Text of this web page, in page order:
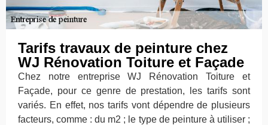
Tarifs travaux de peinture chez
WJ Rénovation Toiture et Façade
Chez notre entreprise WJ Rénovation Toiture et
Façade, pour ce genre de prestation, les tarifs sont
variés. En effet, nos tarifs vont dépendre de plusieurs
facteurs, comme : du m2 ; le type de peinture à utiliser ;